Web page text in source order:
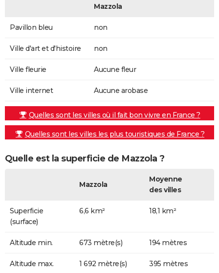
Mazzola
Pavillon bleu non
Ville d'art et d'histoire non
Ville fleurie Aucune fleur
Ville internet Aucune arobase
Quelles sont les villes où il fait bon vivre en France ?
Quelles sont les villes les plus touristiques de France ?
Quelle est la superficie de Mazzola ?
Mazzola
Moyenne
des villes
Superficie
(surface)
6,6 km² 18,1 km²
Altitude min. 673 mètre(s) 194 mètres
Altitude max. 1 692 mètre(s) 395 mètres